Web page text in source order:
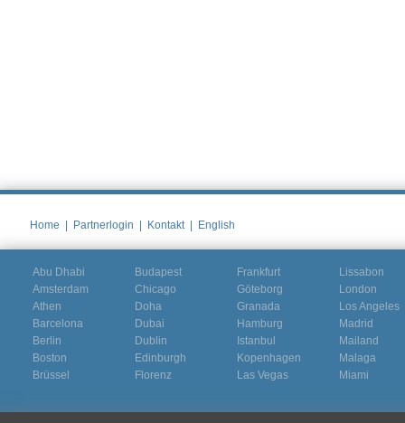
Home Partnerlogin Kontakt English
Abu Dhabi
Amsterdam
Athen
Barcelona
Berlin
Boston
Brüssel
Budapest
Chicago
Doha
Dubai
Dublin
Edinburgh
Florenz
Frankfurt
Göteborg
Granada
Hamburg
Istanbul
Kopenhagen
Las Vegas
Lissabon
London
Los Angeles
Madrid
Mailand
Malaga
Miami